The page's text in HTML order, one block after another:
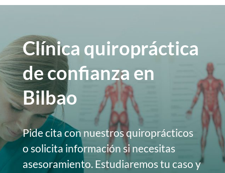
Clínica quiropráctica
de confianza en
Bilbao
Pide cita con nuestros quiroprácticos
o solicita información si necesitas
asesoramiento. Estudiaremos tu caso y